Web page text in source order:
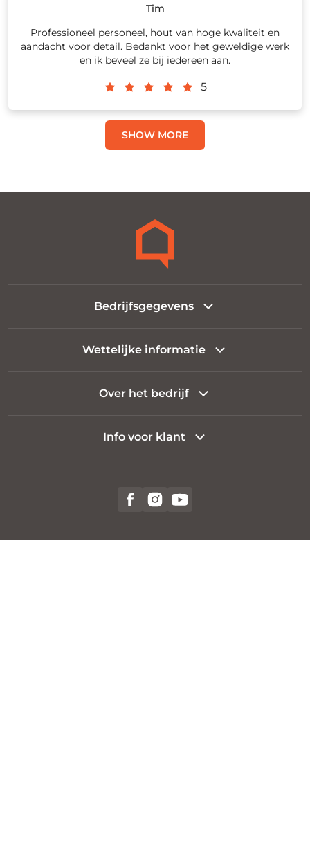
Tim
Professioneel personeel, hout van hoge kwaliteit en
aandacht voor detail. Bedankt voor het geweldige werk
en ik beveel ze bij iedereen aan.
5
SHOW MORE
Bedrijfsgegevens
Wettelijke informatie
Over het bedrijf
Info voor klant